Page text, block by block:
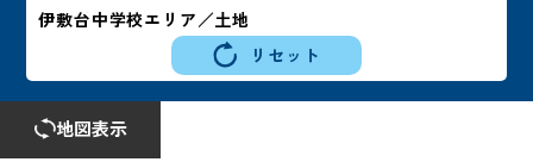
伊敷台中学校エリア／土地
リセット
地図表示